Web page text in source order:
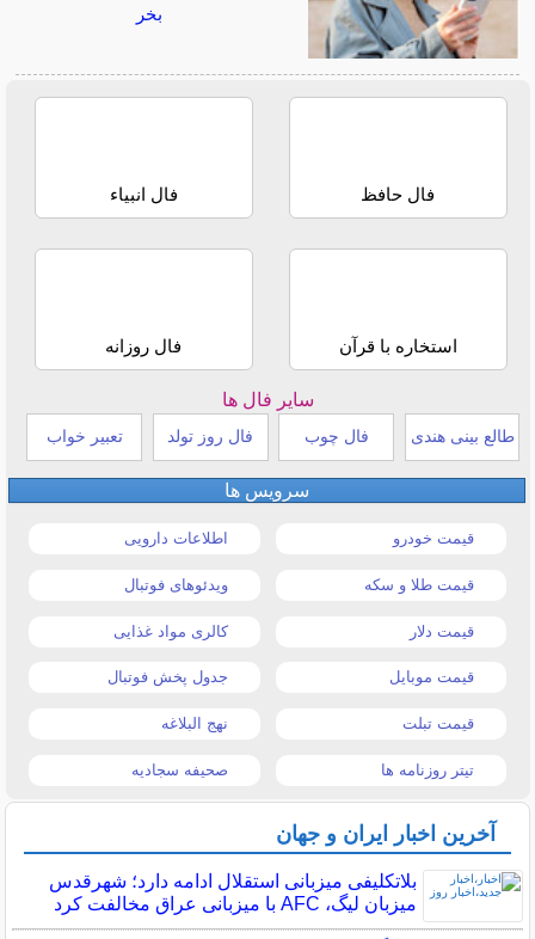
بخر
فال حافظ فال انبیاء
استخاره با قرآن فال روزانه
سایر فال ها
طالع بینی هندی فال چوب فال روز تولد تعبیر خواب
سرویس ها
قیمت خودرو اطلاعات دارویی
قیمت طلا و سکه ویدئوهای فوتبال
قیمت دلار کالری مواد غذایی
قیمت موبایل جدول پخش فوتبال
قیمت تبلت نهج البلاغه
تیتر روزنامه ها صحیفه سجادیه
آخرین اخبار ایران و جهان
بلاتکلیفی میزبانی استقلال ادامه دارد؛ شهرقدس
میزبان لیگ، AFC با میزبانی عراق مخالفت کرد